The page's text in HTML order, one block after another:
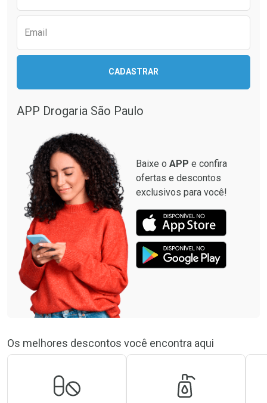
Email
CADASTRAR
APP Drogaria São Paulo
Baixe o APP e confira
ofertas e descontos
exclusivos para você!
Os melhores descontos você encontra aqui